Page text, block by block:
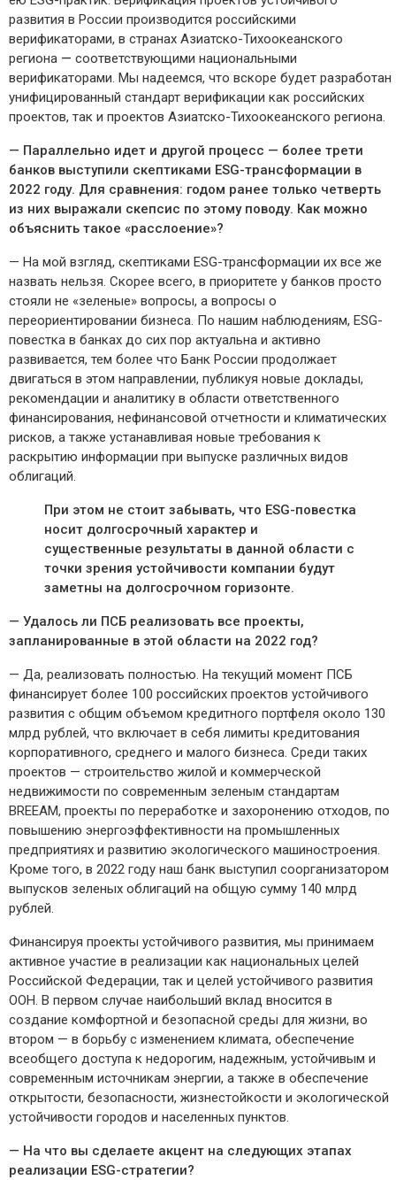
развития в России производится российскими
верификаторами, в странах Азиатско-Тихоокеанского
региона — соответствующими национальными
верификаторами. Мы надеемся, что вскоре будет разработан
унифицированный стандарт верификации как российских
проектов, так и проектов Азиатско-Тихоокеанского региона.
— Параллельно идет и другой процесс — более трети
банков выступили скептиками ESG-трансформации в
2022 году. Для сравнения: годом ранее только четверть
из них выражали скепсис по этому поводу. Как можно
объяснить такое «расслоение»?
— На мой взгляд, скептиками ESG-трансформации их все же
назвать нельзя. Скорее всего, в приоритете у банков просто
стояли не «зеленые» вопросы, а вопросы о
переориентировании бизнеса. По нашим наблюдениям, ESG-
повестка в банках до сих пор актуальна и активно
развивается, тем более что Банк России продолжает
двигаться в этом направлении, публикуя новые доклады,
рекомендации и аналитику в области ответственного
финансирования, нефинансовой отчетности и климатических
рисков, а также устанавливая новые требования к
раскрытию информации при выпуске различных видов
облигаций.
При этом не стоит забывать, что ESG-повестка
носит долгосрочный характер и
существенные результаты в данной области с
точки зрения устойчивости компании будут
заметны на долгосрочном горизонте.
— Удалось ли ПСБ реализовать все проекты,
запланированные в этой области на 2022 год?
— Да, реализовать полностью. На текущий момент ПСБ
финансирует более 100 российских проектов устойчивого
развития с общим объемом кредитного портфеля около 130
млрд рублей, что включает в себя лимиты кредитования
корпоративного, среднего и малого бизнеса. Среди таких
проектов — строительство жилой и коммерческой
недвижимости по современным зеленым стандартам
BREEAM, проекты по переработке и захоронению отходов, по
повышению энергоэффективности на промышленных
предприятиях и развитию экологического машиностроения.
Кроме того, в 2022 году наш банк выступил соорганизатором
выпусков зеленых облигаций на общую сумму 140 млрд
рублей.
Финансируя проекты устойчивого развития, мы принимаем
активное участие в реализации как национальных целей
Российской Федерации, так и целей устойчивого развития
ООН. В первом случае наибольший вклад вносится в
создание комфортной и безопасной среды для жизни, во
втором — в борьбу с изменением климата, обеспечение
всеобщего доступа к недорогим, надежным, устойчивым и
современным источникам энергии, а также в обеспечение
открытости, безопасности, жизнестойкости и экологической
устойчивости городов и населенных пунктов.
— На что вы сделаете акцент на следующих этапах
реализации ESG-стратегии?